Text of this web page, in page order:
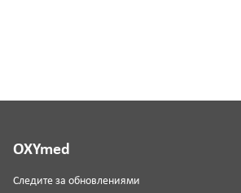
OXYmed
Следите за обновлениями